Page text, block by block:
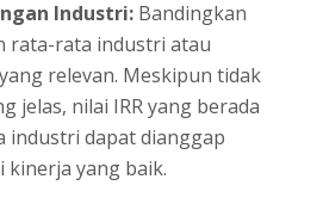
Industri:Bandingkan
rata-rata industri atau
relevan. Meskipun tidak
jelas, nilai IRR yang berada
industri dapat dianggap
kinerja yang baik.